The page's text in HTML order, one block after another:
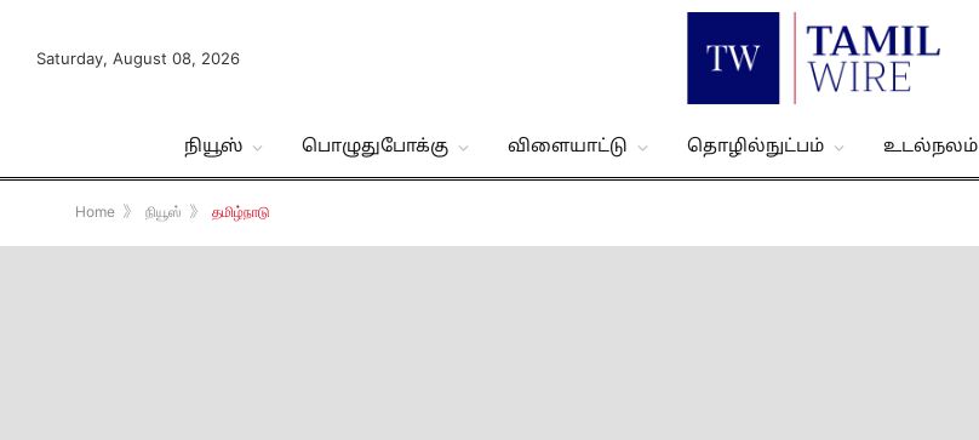
Saturday, August 08, 2026
நியூஸ் பொழுதுபோக்கு விளையாட்டு தொழில்நுட்பம் உடல்நலம்
Home 》 நியூஸ் 》 தமிழ்நாடு